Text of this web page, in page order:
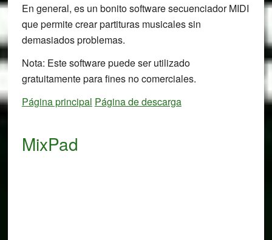
En general, es un bonito software secuenciador MIDI
que permite crear partituras musicales sin
demasiados problemas.
Nota: Este software puede ser utilizado
gratuitamente para fines no comerciales.
Página principal Página de descarga
MixPad